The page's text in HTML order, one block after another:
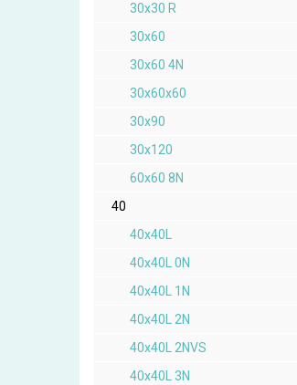
30x30 R
30x60
30x60 4N
30x60x60
30x90
30x120
60x60 8N
40
40x40L
40x40L 0N
40x40L 1N
40x40L 2N
40x40L 2NVS
40x40L 3N